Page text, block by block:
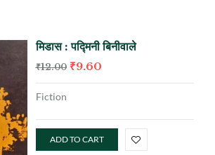
मिडास : पद्मिनी बिनीवाले
₹12.00 ₹9.60
Fiction
ADD TO CART